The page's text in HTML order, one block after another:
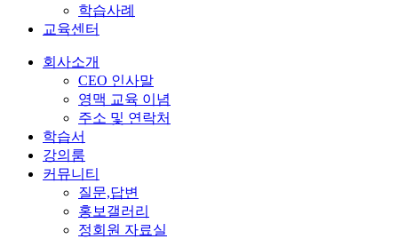
학습사례
교육센터
회사소개
CEO 인사말
영맥 교육 이념
주소 및 연락처
학습서
강의룸
커뮤니티
질문,답변
홍보갤러리
정회원 자료실